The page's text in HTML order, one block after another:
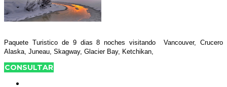
Paquete Turistico de 9 dias 8 noches visitando Vancouver, Crucero
Alaska, Juneau, Skagway, Glacier Bay, Ketchikan,
CONSULTAR